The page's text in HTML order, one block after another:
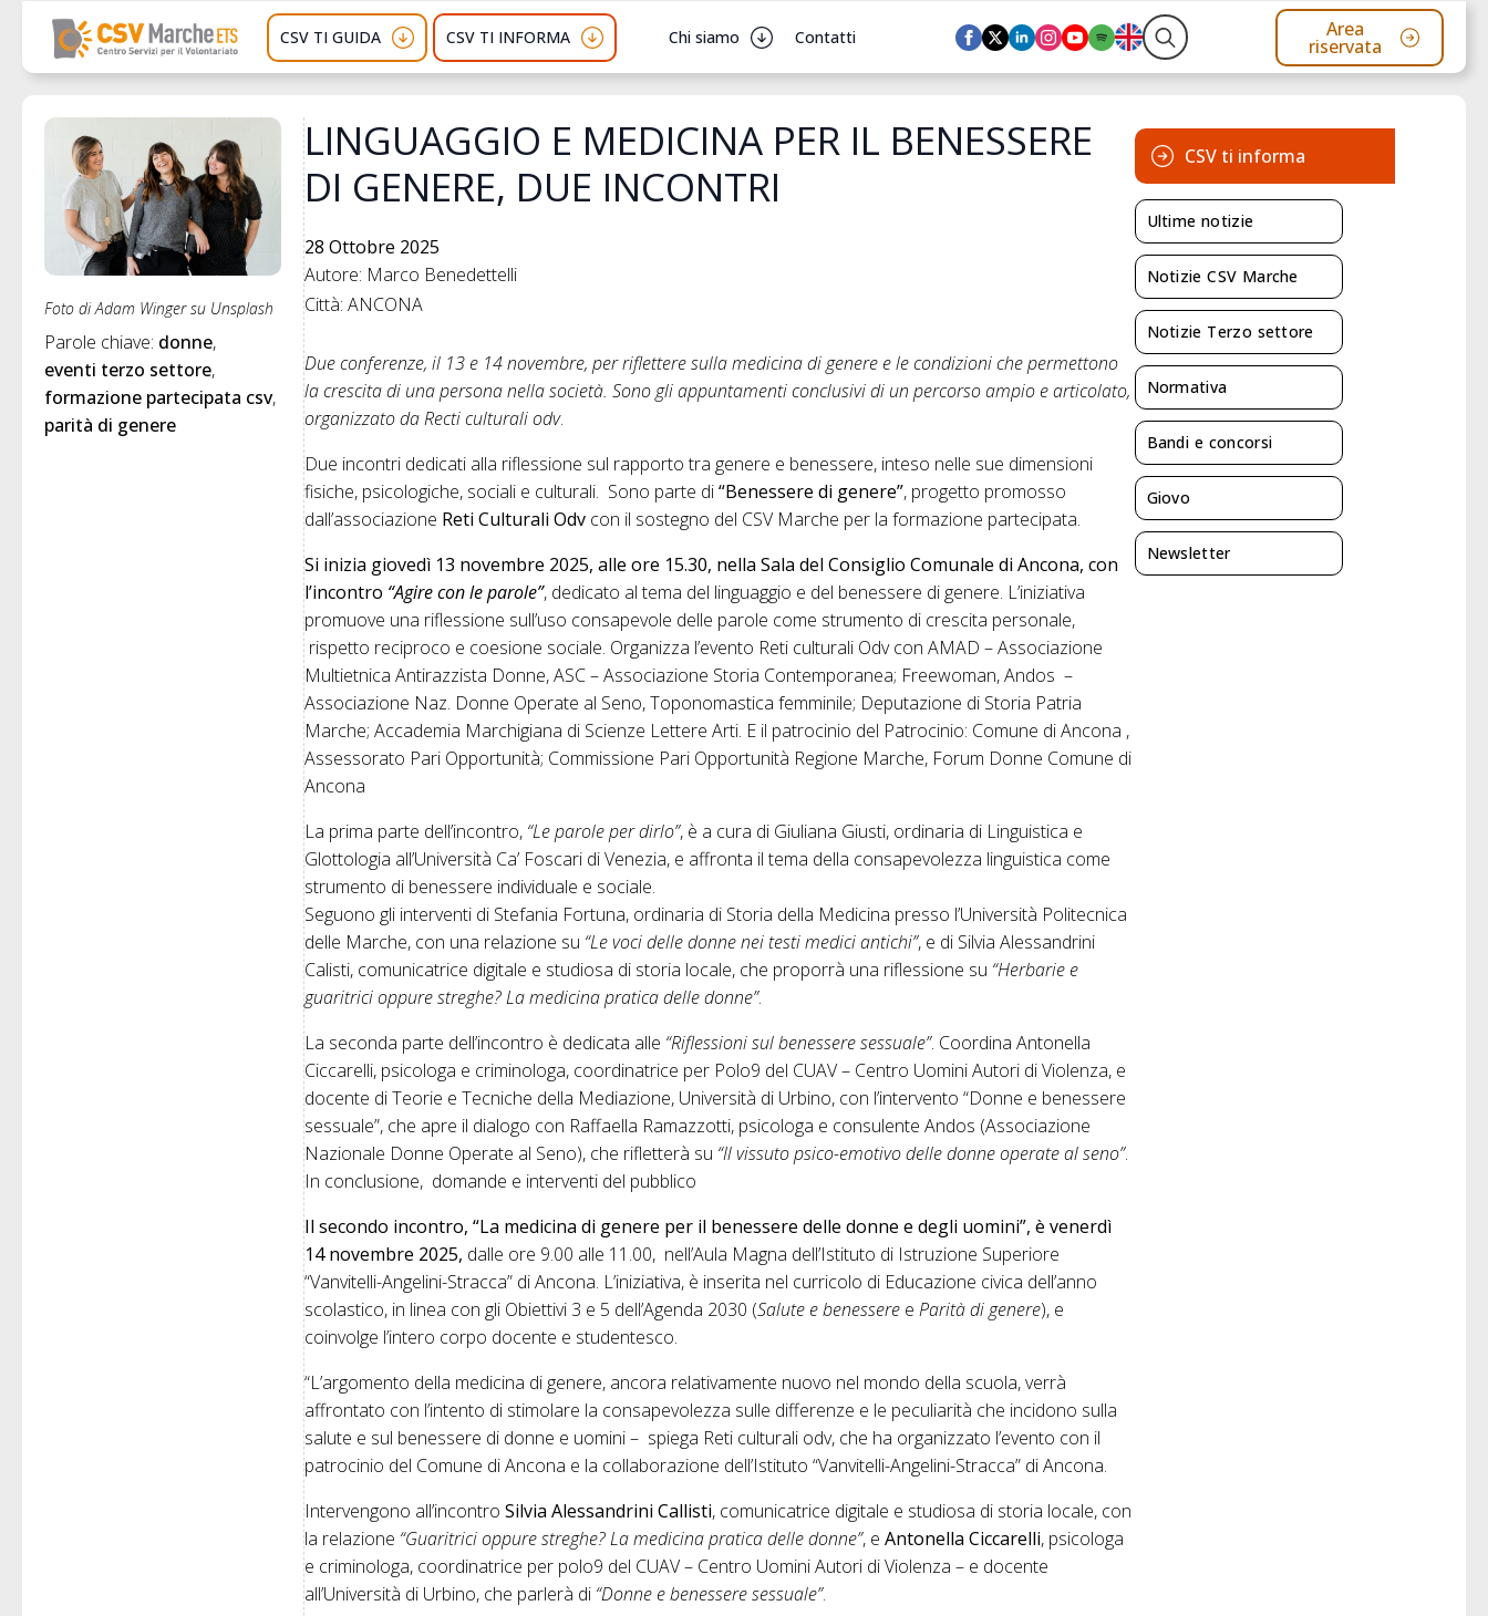
CSV TI GUIDA CSV TI INFORMA Chi siamo Contatti
Search
Area
riservata
Foto di Adam Winger su Unsplash
Parole chiave: donne
eventi terzo settore
formazione partecipata csv
parità di genere
LINGUAGGIO E MEDICINA PER IL BENESSERE
DI GENERE, DUE INCONTRI
28 Ottobre 2025
Autore: Marco Benedettelli
Città: ANCONA
Due conferenze, il 13 e 14 novembre, per riflettere sulla medicina di genere e le condizioni che permettono
la crescita di una persona nella società. Sono gli appuntamenti conclusivi di un percorso ampio e articolato,
organizzato da Recti culturali odv.
Due incontri dedicati alla riflessione sul rapporto tra genere e benessere, inteso nelle sue dimensioni
fisiche, psicologiche, sociali e culturali. Sono parte di“Benessere di genere”, progetto promosso
dall’associazione Reti Culturali Odv con il sostegno del CSV Marche per la formazione partecipata.
Si inizia giovedì 13 novembre 2025, alle ore 15.30, nella Sala del Consiglio Comunale di Ancona, con
l’incontro “Agire con le parole”, dedicato al tema del linguaggio e del benessere di genere. L’iniziativa
promuove una riflessione sull’uso consapevole delle parole come strumento di crescita personale,
rispetto reciproco e coesione sociale. Organizza l’evento Reti culturali Odv con AMAD – Associazione
Multietnica Antirazzista Donne, ASC – Associazione Storia Contemporanea; Freewoman, Andos –
Associazione Naz. Donne Operate al Seno, Toponomastica femminile; Deputazione di Storia Patria
Marche; Accademia Marchigiana di Scienze Lettere Arti. E il patrocinio del Patrocinio: Comune di Ancona ,
Assessorato Pari Opportunità; Commissione Pari Opportunità Regione Marche, Forum Donne Comune di
Ancona
La prima parte dell’incontro, “Le parole per dirlo”, è a cura di Giuliana Giusti, ordinaria di Linguistica e
Glottologia all’Università Ca’ Foscari di Venezia, e affronta il tema della consapevolezza linguistica come
strumento di benessere individuale e sociale.
Seguono gli interventi di Stefania Fortuna, ordinaria di Storia della Medicina presso l’Università Politecnica
delle Marche, con una relazione su “Le voci delle donne nei testi medici antichi”, e di Silvia Alessandrini
Calisti, comunicatrice digitale e studiosa di storia locale, che proporrà una riflessione su “Herbarie e
guaritrici oppure streghe? La medicina pratica delle donne”.
La seconda parte dell’incontro è dedicata alle “Riflessioni sul benessere sessuale”. Coordina Antonella
Ciccarelli, psicologa e criminologa, coordinatrice per Polo9 del CUAV – Centro Uomini Autori di Violenza, e
docente di Teorie e Tecniche della Mediazione, Università di Urbino, con l’intervento “Donne e benessere
sessuale”, che apre il dialogo con Raffaella Ramazzotti, psicologa e consulente Andos (Associazione
Nazionale Donne Operate al Seno), che rifletterà su “Il vissuto psico-emotivo delle donne operate al seno”.
In conclusione, domande e interventi del pubblico
Il secondo incontro, “La medicina di genere per il benessere delle donne e degli uomini”, è venerdì
14 novembre 2025, dalle ore 9.00 alle 11.00, nell’Aula Magna dell’Istituto di Istruzione Superiore
“Vanvitelli-Angelini-Stracca” di Ancona. L’iniziativa, è inserita nel curricolo di Educazione civica dell’anno
scolastico, in linea con gli Obiettivi 3 e 5 dell’Agenda 2030 (Salute e benessere eParità di genere), e
coinvolge l’intero corpo docente e studentesco.
“L’argomento della medicina di genere, ancora relativamente nuovo nel mondo della scuola, verrà
affrontato con l’intento di stimolare la consapevolezza sulle differenze e le peculiarità che incidono sulla
salute e sul benessere di donne e uomini – spiega Reti culturali odv, che ha organizzato l’evento con il
patrocinio del Comune di Ancona e la collaborazione dell’Istituto “Vanvitelli-Angelini-Stracca” di Ancona.
Intervengono all’incontroSilvia Alessandrini Callisti, comunicatrice digitale e studiosa di storia locale, con
la relazione “Guaritrici oppure streghe? La medicina pratica delle donne”, eAntonella Ciccarelli, psicologa
e criminologa, coordinatrice per polo9 del CUAV – Centro Uomini Autori di Violenza – e docente
all’Università di Urbino, che parlerà di “Donne e benessere sessuale”.
CSV ti informa
Ultime notizie
Notizie CSV Marche
Notizie Terzo settore
Normativa
Bandi e concorsi
Giovo
Newsletter